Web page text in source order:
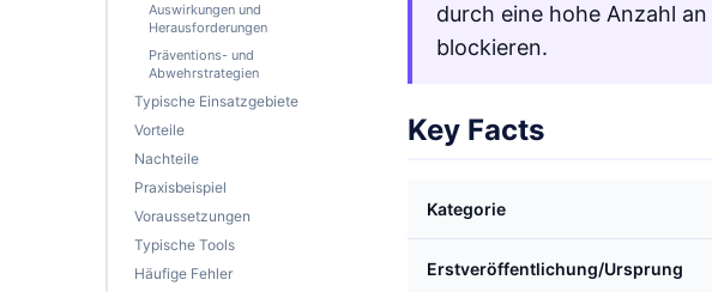
Auswirkungen und
Herausforderungen
Präventions- und
Abwehrstrategien
Typische Einsatzgebiete
Vorteile
Nachteile
Praxisbeispiel
Voraussetzungen
Typische Tools
Häufige Fehler
durch eine hohe Anzahl
blockieren.
Key Facts
Kategorie
Erstveröffentlichung/Ursprung